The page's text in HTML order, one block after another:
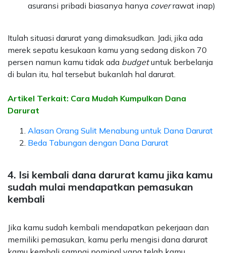
asuransi pribadi biasanya hanya coverrawat inap)
Itulah situasi darurat yang dimaksudkan. Jadi, jika ada
merek sepatu kesukaan kamu yang sedang diskon 70
persen namun kamu tidak ada budgetuntuk berbelanja
di bulan itu, hal tersebut bukanlah hal darurat.
Artikel Terkait: Cara Mudah Kumpulkan Dana
Darurat
Alasan Orang Sulit Menabung untuk Dana Darurat
Beda Tabungan dengan Dana Darurat
4. Isi kembali dana darurat kamu jika kamu
sudah mulai mendapatkan pemasukan
kembali
Jika kamu sudah kembali mendapatkan pekerjaan dan
memiliki pemasukan, kamu perlu mengisi dana darurat